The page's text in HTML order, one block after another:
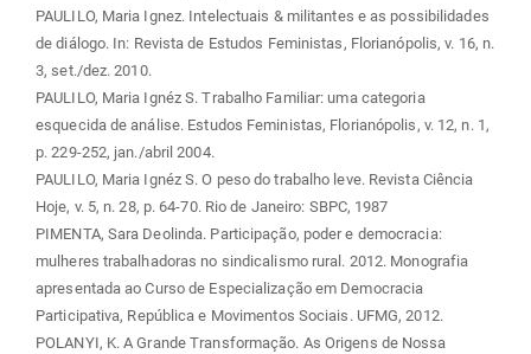
PAULILO, Maria Ignez. Intelectuais & militantes e as possibilidades
de diálogo. In: Revista de Estudos Feministas, Florianópolis, v. 16, n.
3, set./dez. 2010.
PAULILO, Maria Ignéz S. Trabalho Familiar: uma categoria
esquecida de análise. Estudos Feministas, Florianópolis, v. 12, n. 1,
p. 229-252, jan./abril 2004.
PAULILO, Maria Ignéz S. O peso do trabalho leve. Revista Ciência
Hoje, v. 5, n. 28, p. 64-70. Rio de Janeiro: SBPC, 1987
PIMENTA, Sara Deolinda. Participação, poder e democracia:
mulheres trabalhadoras no sindicalismo rural. 2012. Monografia
apresentada ao Curso de Especialização em Democracia
Participativa, República e Movimentos Sociais. UFMG, 2012.
POLANYI, K. A Grande Transformação. As Origens de Nossa